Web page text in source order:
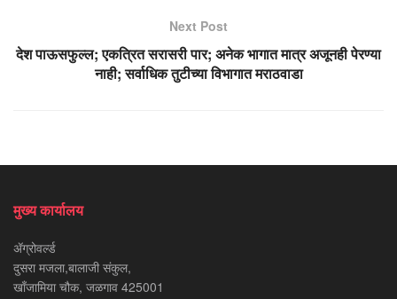
Next Post
देश पाऊसफुल्ल; एकत्रित सरासरी पार; अनेक भागात मात्र अजूनही पेरण्या
नाही; सर्वाधिक तुटीच्या विभागात मराठवाडा
मुख्य कार्यालय
ॲग्रोवर्ल्ड
दुसरा मजला,बालाजी संकुल,
खाँजामिया चौक, जळगाव 425001